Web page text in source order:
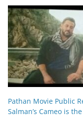
Pathan Movie Public
Salman’s Cameo is